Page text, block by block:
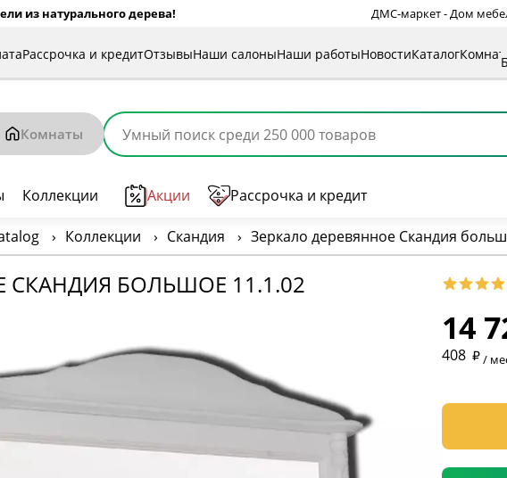
из натурального дерева! ДМС-маркет - Дом
Рассрочка и кредитОтзывыНаши салоныНаши работыНовостиКаталог
Комнаты
Коллекции Акции Рассрочка и кредит
› Коллекции › Скандия › Зеркало деревянное Скандия
СКАНДИЯ БОЛЬШОЕ 11.1.02
14
408 /
*
*